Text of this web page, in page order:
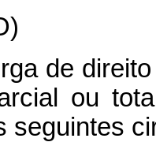
de
ou
seguintes